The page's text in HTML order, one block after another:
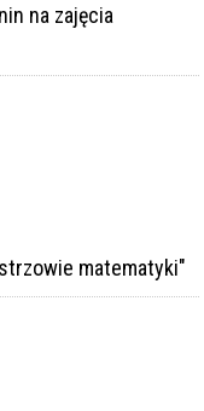
na zajęcia
matematyki"